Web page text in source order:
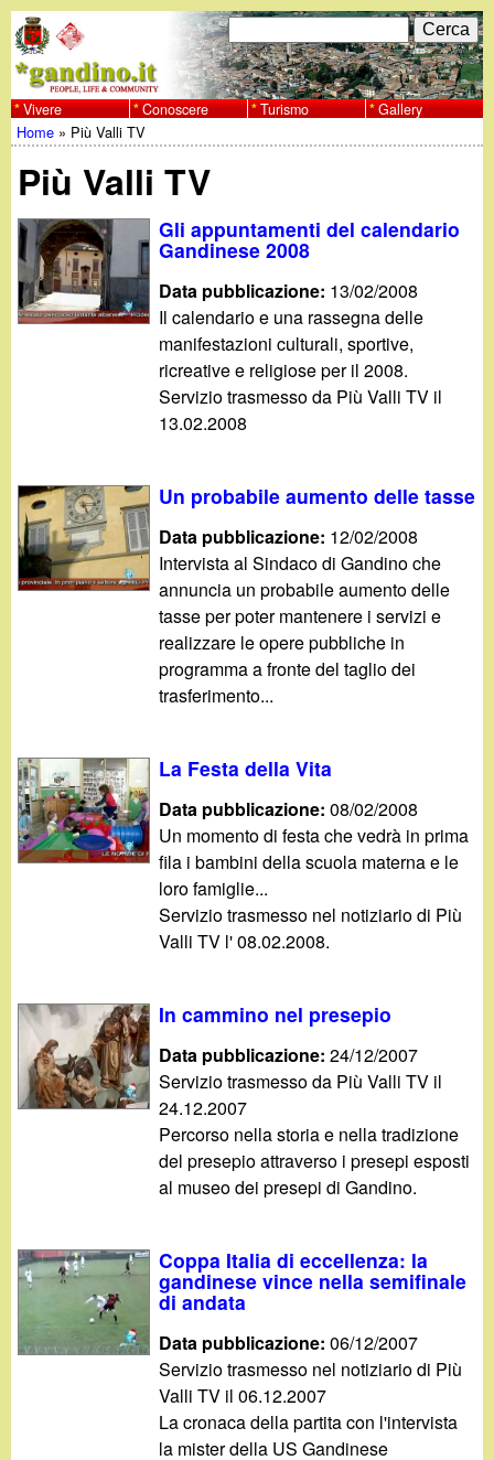
al
contenuto
principale
w
w
w
.
g
d
i
n
i
t
F
o
r
d
i
r
i
c
e
c
a
C
e
r
c
Vivere Conoscere Turismo Gallery
Tu
sei
qui
Home » Più Valli TV
Più Valli TV
Gli appuntamenti del calendario
Gandinese 2008
Data pubblicazione: 13/02/2008
Il calendario e una rassegna delle
manifestazioni culturali, sportive,
ricreative e religiose per il 2008.
Servizio trasmesso da Più Valli TV il
13.02.2008
Un probabile aumento delle tasse
Data pubblicazione: 12/02/2008
Intervista al Sindaco di Gandino che
annuncia un probabile aumento delle
tasse per poter mantenere i servizi e
realizzare le opere pubbliche in
programma a fronte del taglio dei
trasferimento...
La Festa della Vita
Data pubblicazione:08/02/2008
Un momento di festa che vedrà in prima
fila i bambini della scuola materna e le
loro famiglie...
Servizio trasmesso nel notiziario di Più
Valli TV l' 08.02.2008.
In cammino nel presepio
Data pubblicazione:24/12/2007
Servizio trasmesso da Più Valli TV il
24.12.2007
Percorso nella storia e nella tradizione
del presepio attraverso i presepi esposti
al museo dei presepi di Gandino.
Coppa Italia di eccellenza: la
gandinese vince nella semifinale
di andata
Data pubblicazione:06/12/2007
Servizio trasmesso nel notiziario di Più
Valli TV il 06.12.2007
La cronaca della partita con l'intervista
la mister della US Gandinese